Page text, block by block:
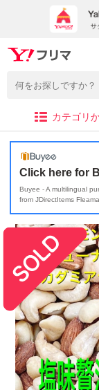
カテゴリ
Click here for
Buyee - A multilingual
from JDirectItems